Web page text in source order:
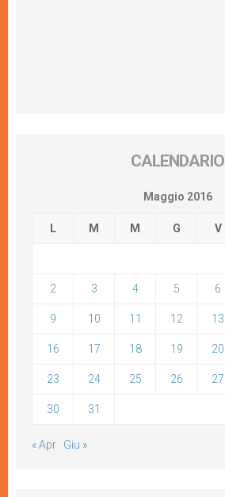
CALENDARIO
Maggio 2016
L M M G V
2 3 4 5 6
9 10 11 12 13
16 17 18 19 20
23 24 25 26 27
30 31
« Apr Giu »